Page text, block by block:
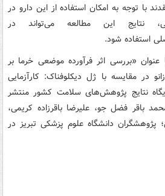
با توجه به امکان استفاده از این دارو در
نتایج این مطالعه می‌تواند در
استفاده شود.
عنوان «بررسی اثر فرآورده موضعی خرما بر
در مقایسه با ژل دیکلوفناک: کارآزمایی
نتایج پژوهش‌های سلامت کشور منتشر
باقر فضل جو، علیرضا باقرزاده کریمی،
پژوهشگران دانشگاه علوم پزشکی تبریز در